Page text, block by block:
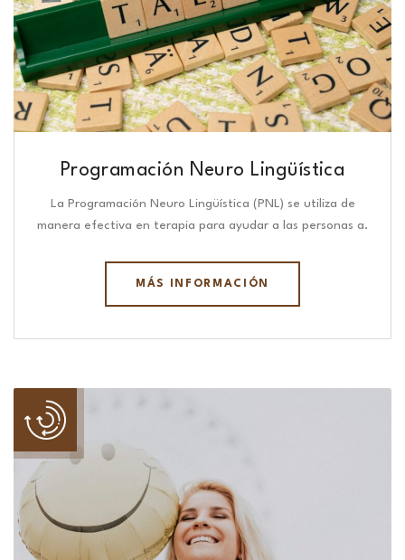
Programación Neuro Lingüística​
La Programación Neuro Lingüística (PNL) se utiliza de
manera efectiva en terapia para ayudar a las personas a.
MÁS INFORMACIÓN